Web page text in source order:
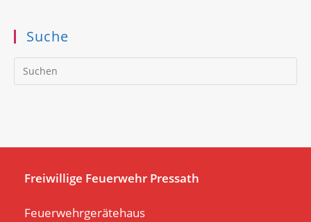
Suche
Freiwillige Feuerwehr Pressath
Feuerwehrgerätehaus